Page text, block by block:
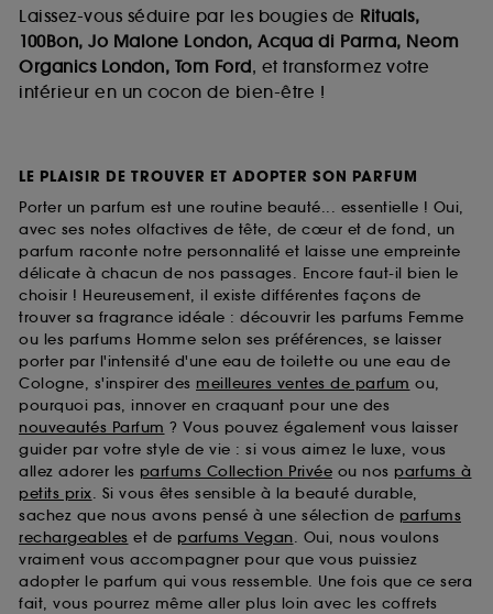
Laissez-vous séduire par les bougies de Rituals,
100Bon, Jo Malone London, Acqua di Parma, Neom
Organics London, Tom Ford, et transformez votre
intérieur en un cocon de bien-être !
LE PLAISIR DE TROUVER ET ADOPTER SON PARFUM
Porter un parfum est une routine beauté... essentielle ! Oui,
avec ses notes olfactives de tête, de cœur et de fond, un
parfum raconte notre personnalité et laisse une empreinte
délicate à chacun de nos passages. Encore faut-il bien le
choisir ! Heureusement, il existe différentes façons de
trouver sa fragrance idéale : découvrir les parfums Femme
ou les parfums Homme selon ses préférences, se laisser
porter par l'intensité d'une eau de toilette ou une eau de
Cologne, s'inspirer des meilleures ventes de parfum ou,
pourquoi pas, innover en craquant pour une des
nouveautés Parfum ? Vous pouvez également vous laisser
guider par votre style de vie : si vous aimez le luxe, vous
allez adorer les parfums Collection Privée ou nos parfums à
petits prix. Si vous êtes sensible à la beauté durable,
sachez que nous avons pensé à une sélection de parfums
rechargeables et de parfums Vegan. Oui, nous voulons
vraiment vous accompagner pour que vous puissiez
adopter le parfum qui vous ressemble. Une fois que ce sera
fait, vous pourrez même aller plus loin avec les coffrets